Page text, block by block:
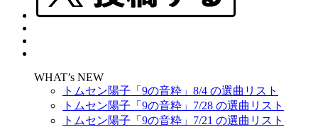
WHAT’s NEW
トムセン陽子「9の音粋」8/4 の選曲リスト
トムセン陽子「9の音粋」7/28 の選曲リスト
トムセン陽子「9の音粋」7/21 の選曲リスト